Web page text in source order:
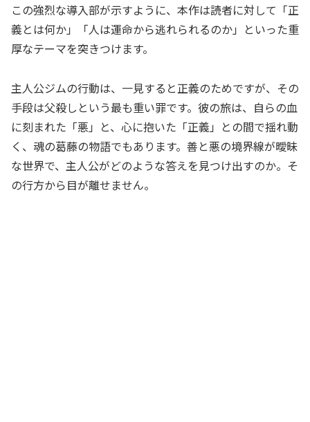
この強烈な導入部が示すように、本作は読者に対して「正
義とは何か」「人は運命から逃れられるのか」といった重
厚なテーマを突きつけます。
主人公ジムの行動は、一見すると正義のためですが、その
手段は父殺しという最も重い罪です。彼の旅は、自らの血
に刻まれた「悪」と、心に抱いた「正義」との間で揺れ動
く、魂の葛藤の物語でもあります。善と悪の境界線が曖昧
な世界で、主人公がどのような答えを見つけ出すのか。そ
の行方から目が離せません。